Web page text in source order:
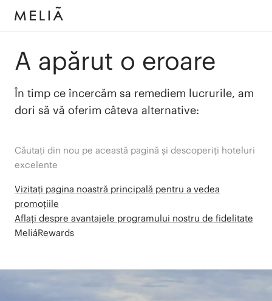
A apărut o eroare
În timp ce încercăm sa remediem lucrurile, am
dori să vă oferim câteva alternative:
Căutați din nou pe această pagină și descoperiți hoteluri
excelente
Vizitați pagina noastră principală pentru a vedea
promoțiile
Aflați despre avantajele programului nostru de fidelitate
MeliáRewards